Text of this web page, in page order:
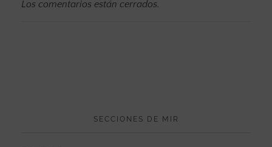
Los comentarios están cerrados.
SECCIONES DE MIR